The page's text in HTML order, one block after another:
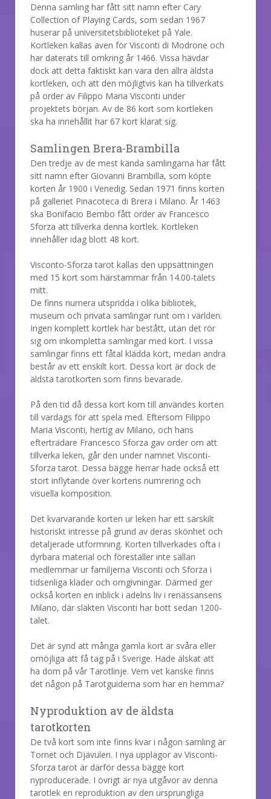
Denna samling har fått sitt namn efter Cary
Collection of Playing Cards, som sedan 1967
huserar på universitetsbiblioteket på Yale.
Kortleken kallas även för Visconti di Modrone och
har daterats till omkring år 1466. Vissa hävdar
dock att detta faktiskt kan vara den allra äldsta
kortleken, och att den möjligtvis kan ha tillverkats
på order av Filippo Maria Visconti under
projektets början. Av de 86 kort som kortleken
ska ha innehållit har 67 kort klarat sig.
Samlingen Brera-Brambilla
Den tredje av de mest kända samlingarna har fått
sitt namn efter Giovanni Brambilla, som köpte
korten år 1900 i Venedig. Sedan 1971 finns korten
på galleriet Pinacoteca di Brera i Milano. År 1463
ska Bonifacio Bembo fått order av Francesco
Sforza att tillverka denna kortlek. Kortleken
innehåller idag blott 48 kort.
Visconto-Sforza tarot kallas den uppsättningen
med 15 kort som härstammar från 14.00-talets
mitt.
De finns numera utspridda i olika bibliotek,
museum och privata samlingar runt om i världen.
Ingen komplett kortlek har bestått, utan det rör
sig om inkompletta samlingar med kort. I vissa
samlingar finns ett fåtal klädda kort, medan andra
består av ett enskilt kort. Dessa kort är dock de
äldsta tarotkorten som finns bevarade.
På den tid då dessa kort kom till användes korten
till vardags för att spela med. Eftersom Filippo
Maria Visconti, hertig av Milano, och hans
efterträdare Francesco Sforza gav order om att
tillverka leken, går den under namnet Visconti-
Sforza tarot. Dessa bägge herrar hade också ett
stort inflytande över kortens numrering och
visuella komposition.
Det kvarvarande korten ur leken har ett särskilt
historiskt intresse på grund av deras skönhet och
detaljerade utformning. Korten tillverkades ofta i
dyrbara material och föreställer inte sällan
medlemmar ur familjerna Visconti och Sforza i
tidsenliga kläder och omgivningar. Därmed ger
också korten en inblick i adelns liv i renässansens
Milano, där släkten Visconti har bott sedan 1200-
talet.
Det är synd att många gamla kort är svåra eller
omöjliga att få tag på i Sverige. Hade älskat att
ha dom på vår Tarotlinje. Vem vet kanske finns
det någon på Tarotguiderna som har en hemma?
Nyproduktion av de äldsta
tarotkorten
De två kort som inte finns kvar i någon samling är
Tornet och Djävulen. I nya upplagor av Visconti-
Sforza tarot är därför dessa bägge kort
nyproducerade. I övrigt är nya utgåvor av denna
tarotlek en reproduktion av den ursprungliga